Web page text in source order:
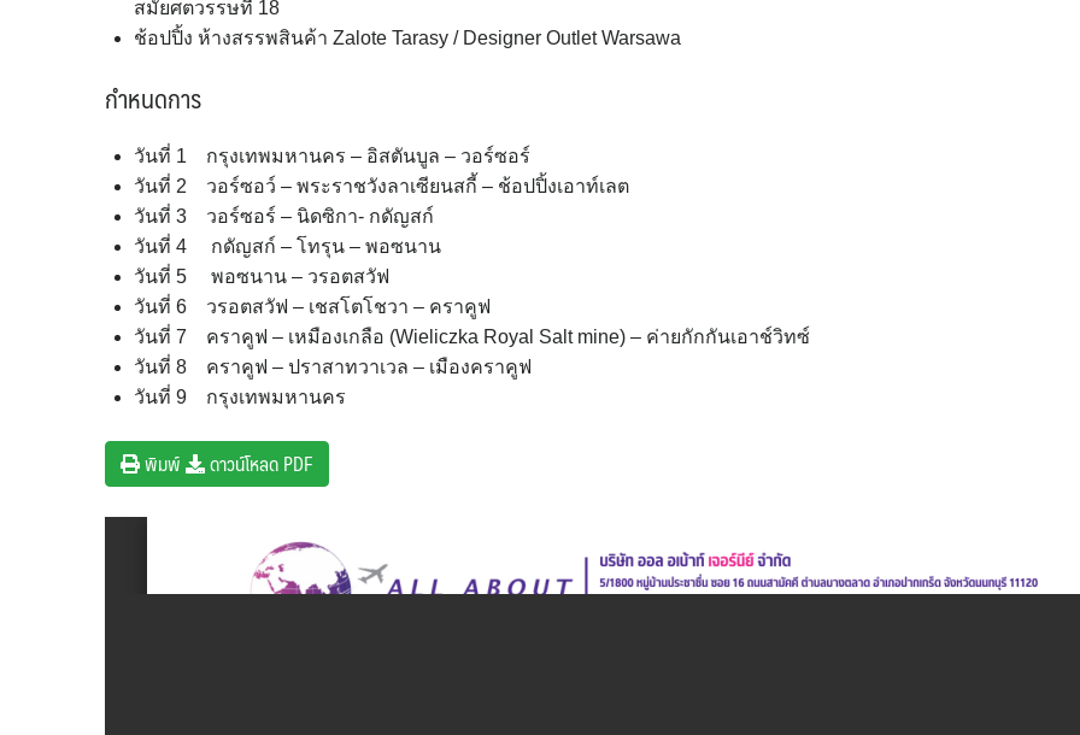
สมัยศตวรรษที่ 18
ช้อปปิ้ง ห้างสรรพสินค้า Zalote Tarasy / Designer Outlet Warsawa
กำหนดการ
วันที่ 1 กรุงเทพมหานคร – อิสตันบูล – วอร์ซอร์
วันที่ 2 วอร์ซอว์ – พระราชวังลาเซียนสกี้ – ช้อปปิ้งเอาท์เลต
วันที่ 3 วอร์ซอร์ – นิดซิกา- กดัญสก์
วันที่ 4 กดัญสก์ – โทรุน – พอซนาน
วันที่ 5 พอซนาน – วรอตสวัฟ
วันที่ 6 วรอตสวัฟ – เชสโตโชวา – คราคูฟ
วันที่ 7 คราคูฟ – เหมืองเกลือ (Wieliczka Royal Salt mine) – ค่ายกักกันเอาช์วิทซ์
วันที่ 8 คราคูฟ – ปราสาทวาเวล – เมืองคราคูฟ
วันที่ 9 กรุงเทพมหานคร
พิมพ์ ดาวน์โหลด PDF